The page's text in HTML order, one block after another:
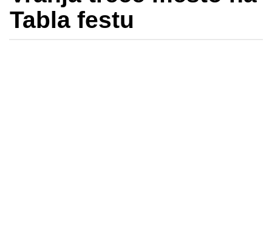
Tabla festu